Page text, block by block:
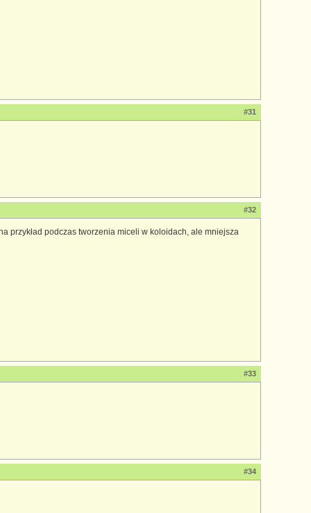
#31
#32
przykład podczas tworzenia miceli w koloidach, ale mniejsza
#33
#34